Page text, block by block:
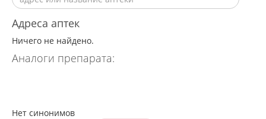
Адреса аптек
Ничего не найдено.
Аналоги препарата:
Нет синонимов